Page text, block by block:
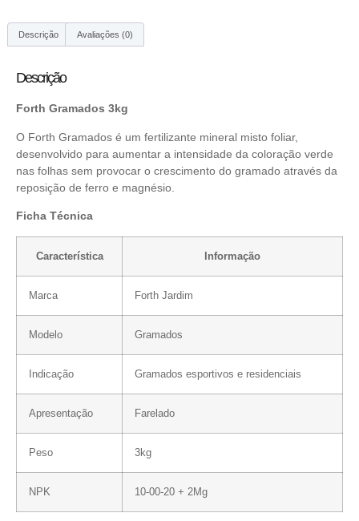
Descrição Avaliações (0)
Descrição
Forth Gramados 3kg
O Forth Gramados é um fertilizante mineral misto foliar,
desenvolvido para aumentar a intensidade da coloração verde
nas folhas sem provocar o crescimento do gramado através da
reposição de ferro e magnésio.
Ficha Técnica
Característica Informação
Marca Forth Jardim
Modelo Gramados
Indicação Gramados esportivos e residenciais
Apresentação Farelado
Peso 3kg
NPK 10-00-20 + 2Mg